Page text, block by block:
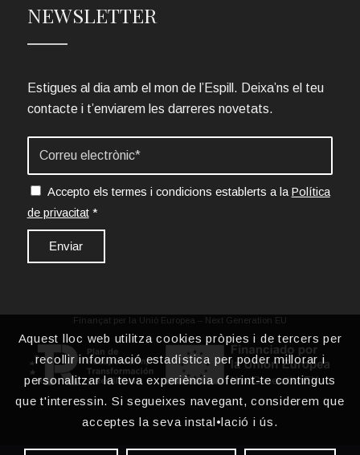
NEWSLETTER
Estigues al dia amb el mon de l’Espill. Deixa’ns el teu
contacte i t’enviarem les darreres novetats.
Accepto els termes i condicions establerts a la Política
de privacitat *
Finançat per la Unió Europea – Next Generation EU
Aquest lloc web utilitza cookies pròpies i de tercers per
recollir informació estadística per poder millorar i
personalitzar la teva experiència oferint-te continguts
que t'interessin. Si segueixes navegant, considerem que
acceptes la seva instal•lació i ús.